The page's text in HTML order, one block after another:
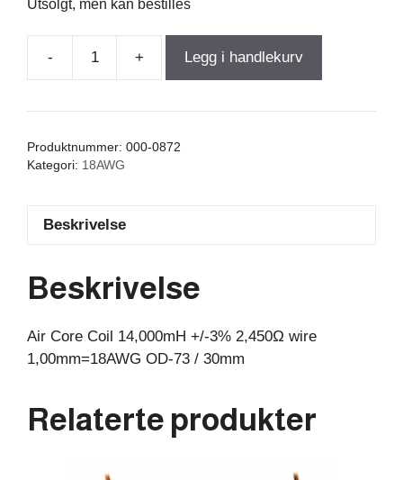
Utsolgt, men kan bestilles
-
Coil
antall
+ Legg i handlekurv
Produktnummer: 000-0872
Kategori: 18AWG
Beskrivelse
Beskrivelse
Air Core Coil 14,000mH +/-3% 2,450Ω wire
1,00mm=18AWG OD-73 / 30mm
Relaterte produkter